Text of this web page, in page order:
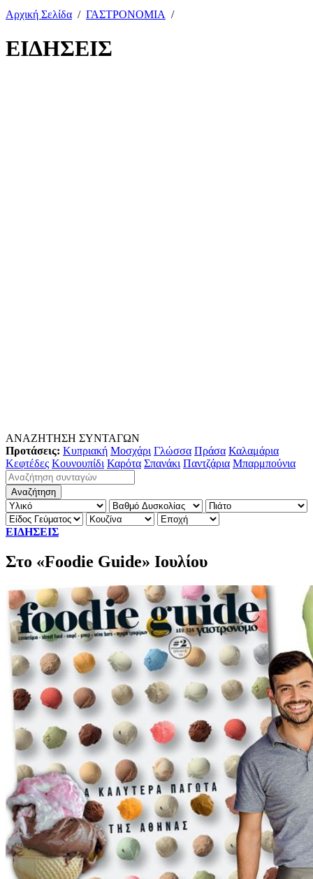
Αρχική Σελίδα / ΓΑΣΤΡΟΝΟΜΙΑ /
ΕΙΔΗΣΕΙΣ
ΑΝΑΖΗΤΗΣΗ ΣΥΝΤΑΓΩΝ
Προτάσεις: Κυπριακή Μοσχάρι Γλώσσα Πράσα Καλαμάρια
Κεφτέδες Κουνουπίδι Καρότα Σπανάκι Παντζάρια Μπαρμπούνια
ΕΙΔΗΣΕΙΣ
Στο «Foodie Guide» Ιουλίου